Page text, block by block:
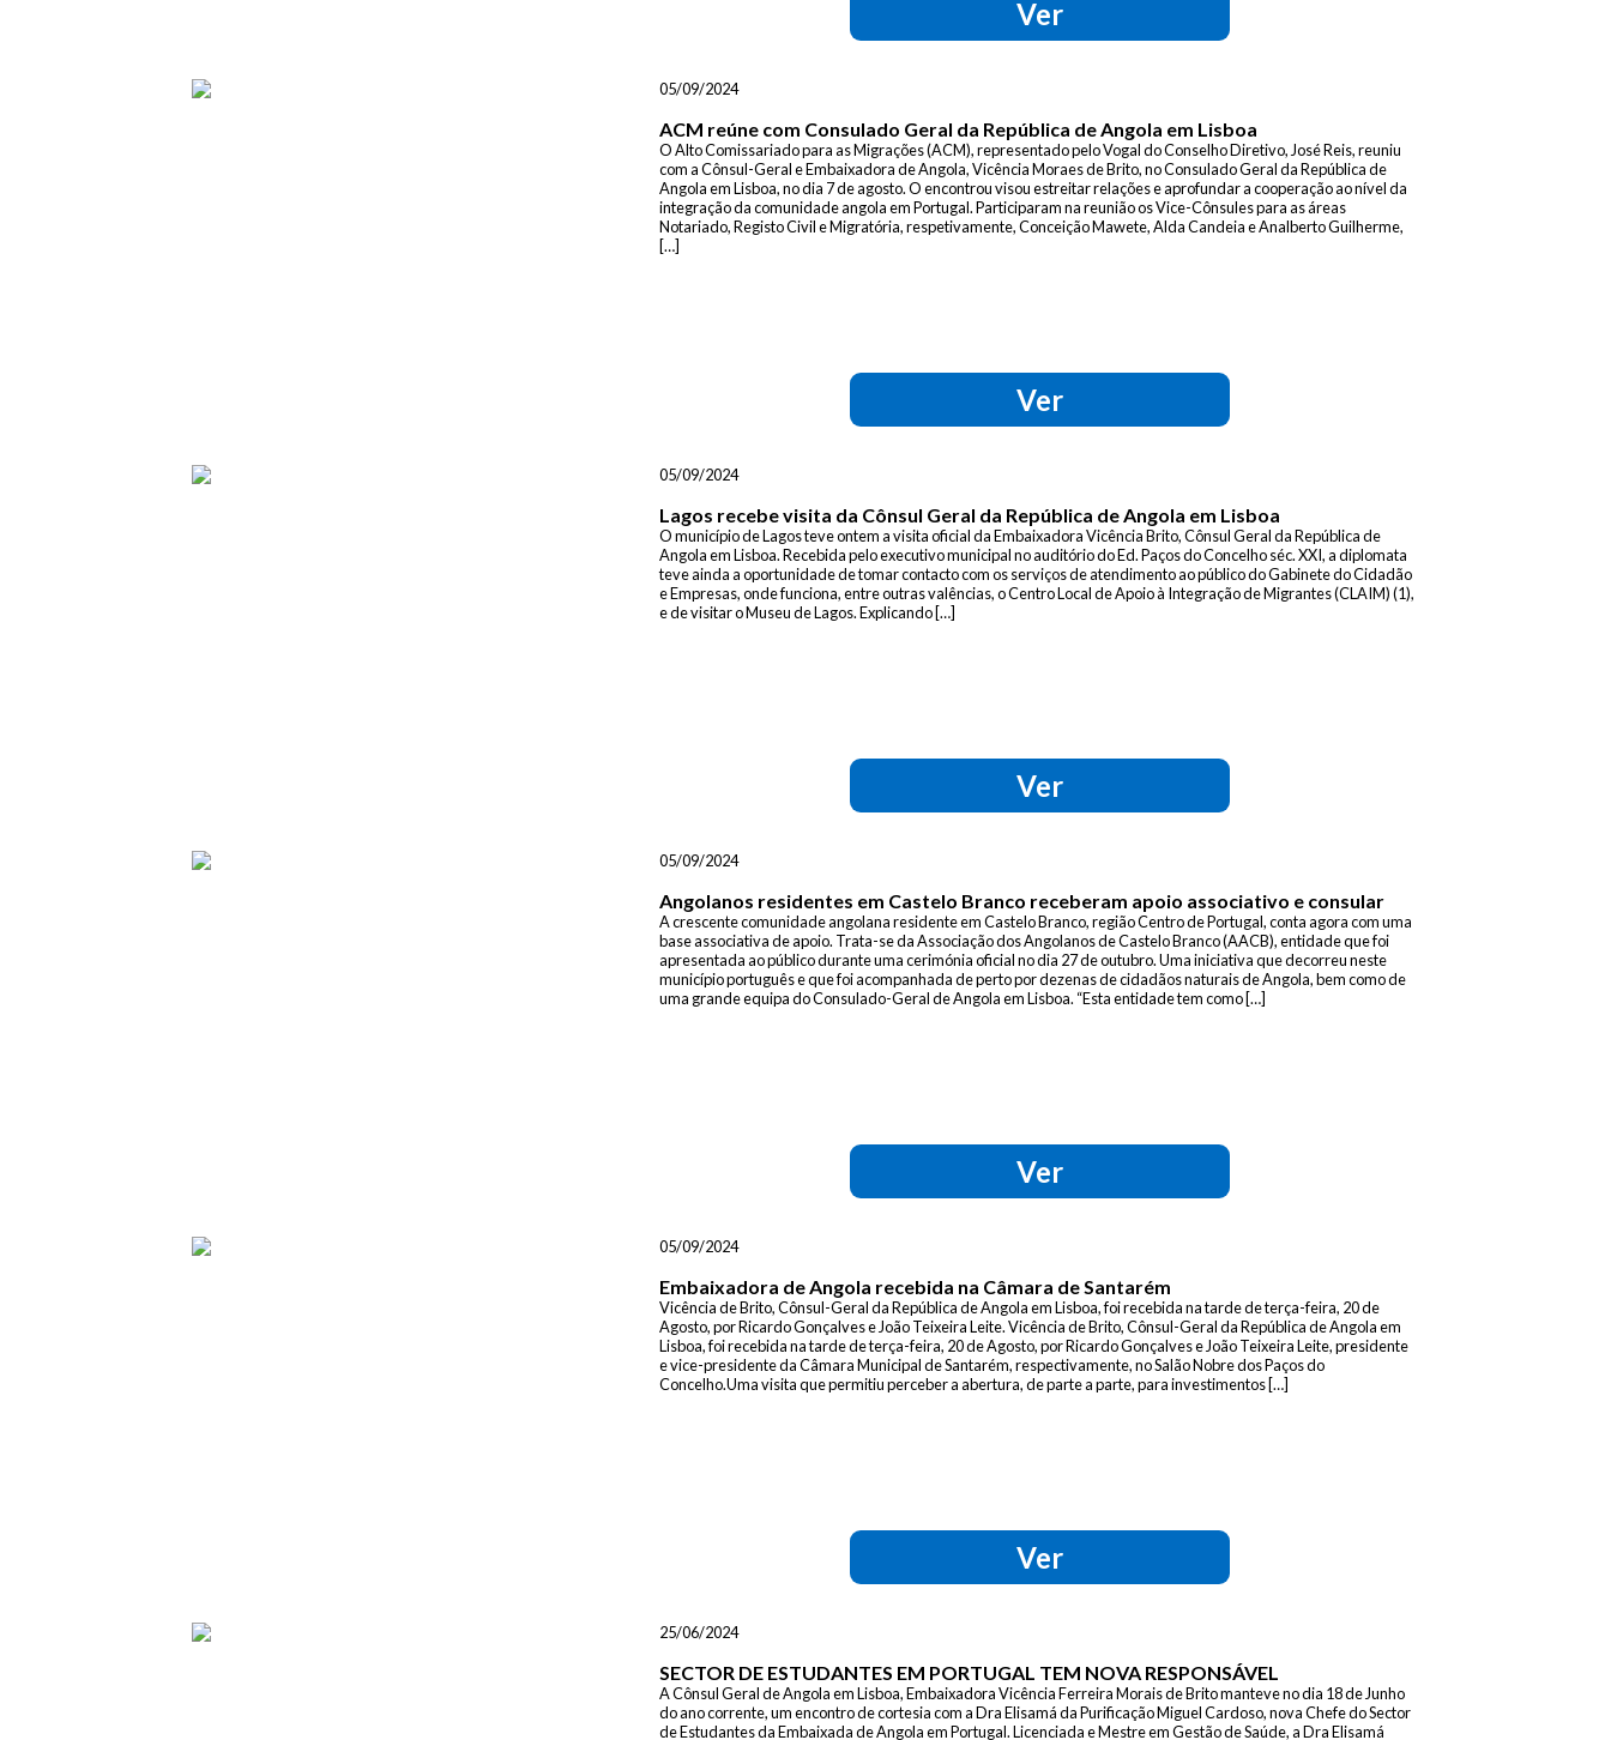
Ver
05/09/2024
ACM reúne com Consulado Geral da República de Angola em Lisboa
O Alto Comissariado para as Migrações (ACM), representado pelo Vogal do Conselho Diretivo, José Reis, reuniu
com a Cônsul-Geral e Embaixadora de Angola, Vicência Moraes de Brito, no Consulado Geral da República de
Angola em Lisboa, no dia 7 de agosto. O encontrou visou estreitar relações e aprofundar a cooperação ao nível da
integração da comunidade angola em Portugal. Participaram na reunião os Vice-Cônsules para as áreas
Notariado, Registo Civil e Migratória, respetivamente, Conceição Mawete, Alda Candeia e Analberto Guilherme,
[…]
Ver
05/09/2024
Lagos recebe visita da Cônsul Geral da República de Angola em Lisboa
O município de Lagos teve ontem a visita oficial da Embaixadora Vicência Brito, Cônsul Geral da República de
Angola em Lisboa. Recebida pelo executivo municipal no auditório do Ed. Paços do Concelho séc. XXI, a diplomata
teve ainda a oportunidade de tomar contacto com os serviços de atendimento ao público do Gabinete do Cidadão
e Empresas, onde funciona, entre outras valências, o Centro Local de Apoio à Integração de Migrantes (CLAIM) (1),
e de visitar o Museu de Lagos. Explicando […]
Ver
05/09/2024
Angolanos residentes em Castelo Branco receberam apoio associativo e consular
A crescente comunidade angolana residente em Castelo Branco, região Centro de Portugal, conta agora com uma
base associativa de apoio. Trata-se da Associação dos Angolanos de Castelo Branco (AACB), entidade que foi
apresentada ao público durante uma cerimónia oficial no dia 27 de outubro. Uma iniciativa que decorreu neste
município português e que foi acompanhada de perto por dezenas de cidadãos naturais de Angola, bem como de
uma grande equipa do Consulado-Geral de Angola em Lisboa. “Esta entidade tem como […]
Ver
05/09/2024
Embaixadora de Angola recebida na Câmara de Santarém
Vicência de Brito, Cônsul-Geral da República de Angola em Lisboa, foi recebida na tarde de terça-feira, 20 de
Agosto, por Ricardo Gonçalves e João Teixeira Leite. Vicência de Brito, Cônsul-Geral da República de Angola em
Lisboa, foi recebida na tarde de terça-feira, 20 de Agosto, por Ricardo Gonçalves e João Teixeira Leite, presidente
e vice-presidente da Câmara Municipal de Santarém, respectivamente, no Salão Nobre dos Paços do
Concelho.Uma visita que permitiu perceber a abertura, de parte a parte, para investimentos […]
Ver
25/06/2024
SECTOR DE ESTUDANTES EM PORTUGAL TEM NOVA RESPONSÁVEL
A Cônsul Geral de Angola em Lisboa, Embaixadora Vicência Ferreira Morais de Brito manteve no dia 18 de Junho
do ano corrente, um encontro de cortesia com a Dra Elisamá da Purificação Miguel Cardoso, nova Chefe do Sector
de Estudantes da Embaixada de Angola em Portugal. Licenciada e Mestre em Gestão de Saúde, a Dra Elisamá